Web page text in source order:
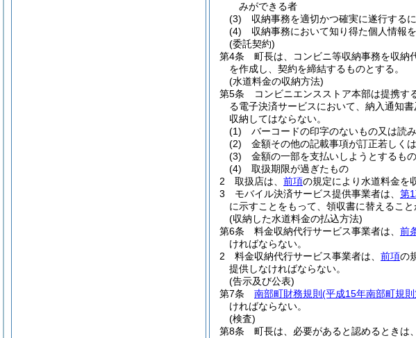
みができる者
(3)
収納事務を適切かつ確実に遂行する
(4)
収納事務において知り得た個人情報
(委託契約)
第4条
町長は、コンビニ等収納事務を収納
を作成し、契約を締結するものとする。
(水道料金の収納方法)
第5条
コンビニエンスストア本部は提携す
る電子決済サービスにおいて、納入通知
収納してはならない。
(1)
バーコードの印字のないもの又は読
(2)
金額その他の記載事項が訂正若しく
(3)
金額の一部を支払いしようとするもの
(4)
取扱期限が過ぎたもの
2
取扱店は、 前項の規定により水道料金を
3
モバイル決済サービス提供事業者は、 第
に示すことをもって、領収書に替えること
(収納した水道料金の払込方法)
第6条
料金収納代行サービス事業者は、 前
ければならない。
2
料金収納代行サービス事業者は、 前項の
提供しなければならない。
(告示及び公表)
第7条
南部町財務規則 (平成15年南部町規
ければならない。
(検査)
第8条
町長は、必要があると認めるときは